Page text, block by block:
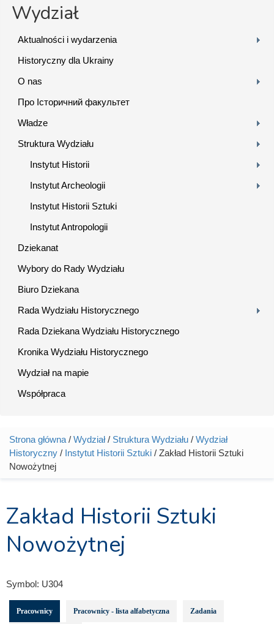
Wydział
Aktualności i wydarzenia
Historyczny dla Ukrainy
O nas
Про Історичний факультет
Władze
Struktura Wydziału
Instytut Historii
Instytut Archeologii
Instytut Historii Sztuki
Instytut Antropologii
Dziekanat
Wybory do Rady Wydziału
Biuro Dziekana
Rada Wydziału Historycznego
Rada Dziekana Wydziału Historycznego
Kronika Wydziału Historycznego
Wydział na mapie
Współpraca
Jesteś tutaj
Strona główna / Wydział/ Struktura Wydziału / Wydział
Historyczny / Instytut Historii Sztuki / Zakład Historii Sztuki
Nowożytnej
Zakład Historii Sztuki
Nowożytnej
Symbol: U304
Pracownicy Pracownicy - lista alfabetyczna Zadania